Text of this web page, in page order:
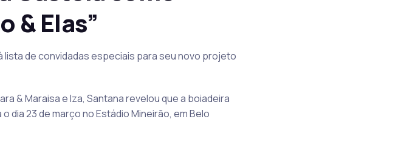
& Elas”
lista de convidadas especiais para seu novo projeto
& Maraisa e Iza, Santana revelou que a boiadeira
dia 23 de março no Estádio Mineirão, em Belo